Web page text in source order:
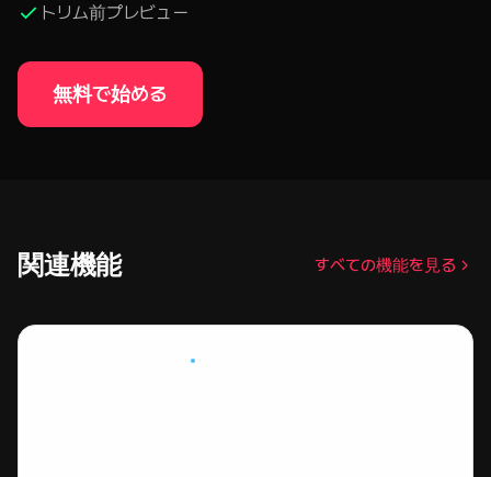
トリム前プレビュー
無料で始める
関連機能 すべての機能を見る